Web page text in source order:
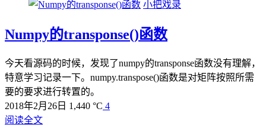
小把戏录
Numpy的transponse()函数
今天看源码的时候，发现了numpy的transponse函数没有理解，
特意学习记录一下。numpy.transpose()函数是对矩阵按照所需
要的要求进行转置的。
2018年2月26日 1,440 °C 4
阅读全文